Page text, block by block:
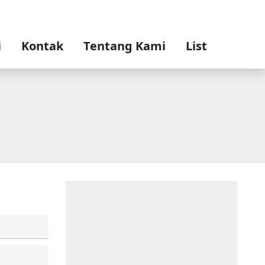
Kontak Tentang Kami List